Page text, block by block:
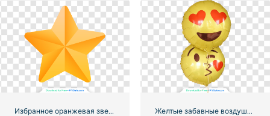
Избранное оранжевая звезда Желтые забавные воздушные шары с смайликами Love